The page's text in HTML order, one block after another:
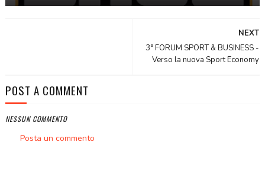
NEXT
3° FORUM SPORT & BUSINESS -
Verso la nuova Sport Economy
POST A COMMENT
NESSUN COMMENTO
Posta un commento